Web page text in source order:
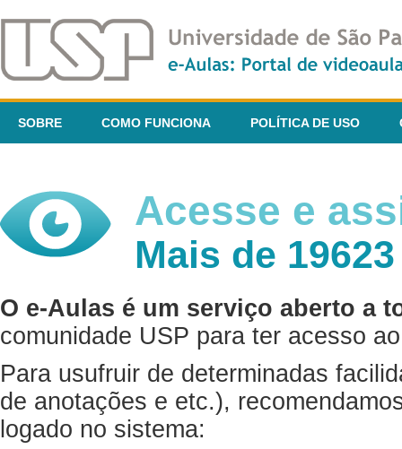
SOBRE COMO FUNCIONA POLÍTICA DE USO
Acesse e
Mais de
O e-Aulas é um serviço aberto a
comunidade USP para ter acesso
Para usufruir de determinadas
de anotações e etc.),
logado no sistema: